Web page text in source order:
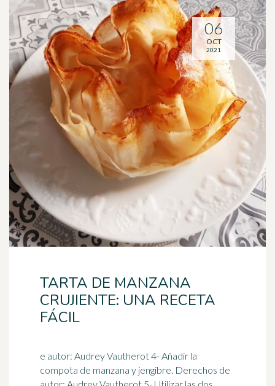
TARTA DE MANZANA
CRUJIENTE: UNA RECETA
FÁCIL
e autor: Audrey Vautherot 4- Añadir la
compota de manzana y jengibre. Derechos de
06
OCT
2021